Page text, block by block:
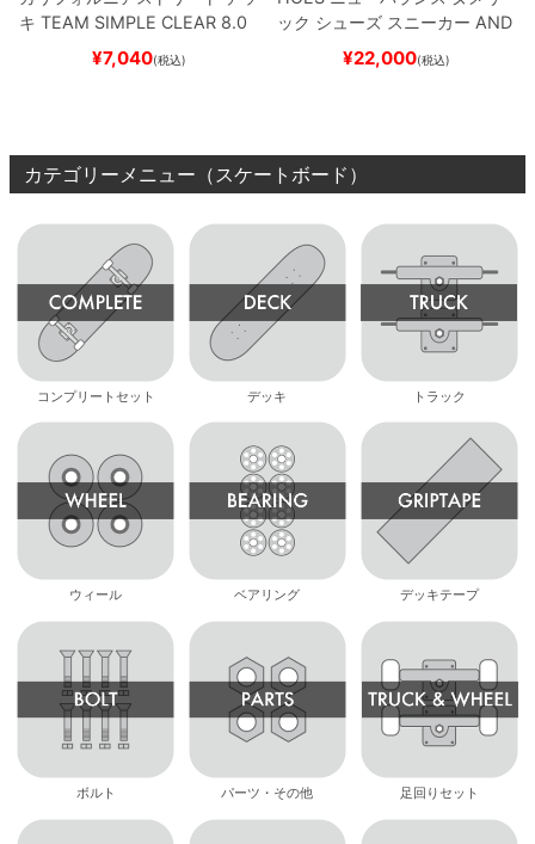
キ TEAM SIMPLE CLEAR 8.0
ブランク（DSM）
ード スケボー
¥7,040(税込)
ック シューズ スニーカー AND
REW REYNOLDS 933
BROWN/BLACKスケート
¥22,000(税込)
カテゴリーメニュー（スケートボード）
コンプリートセット デッキ トラック
ウィール ベアリング デッキテープ
ボルト パーツ・その他 足回りセット